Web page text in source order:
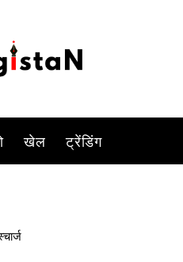
खेल ट्रेंडिंग